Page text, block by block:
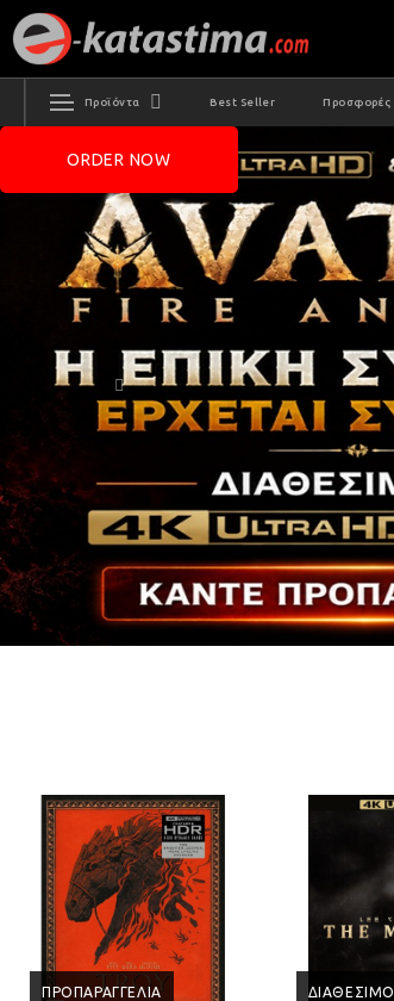
Προϊόντα Best Seller Προσφορές
ORDER NOW
ΠΡΟΠΑΡΑΓΓΕΛΊΑ ΔΙΑΘΈΣΙΜΟ